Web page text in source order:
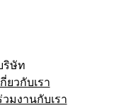
ริษัท
ยวกับเรา
วมงานกับเรา